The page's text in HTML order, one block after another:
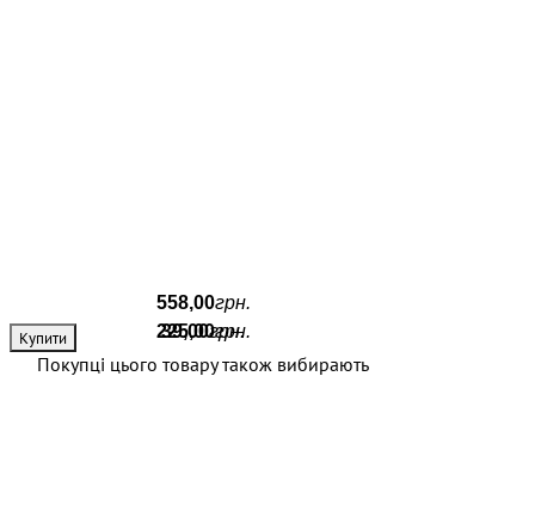
39,00грн.
558,00грн.
Купити 225,00грн.
Покупці цього товару також вибирають